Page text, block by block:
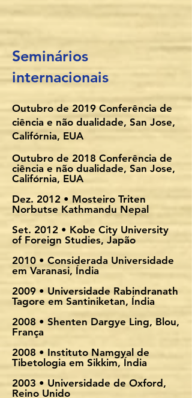
Seminários
internacionais
Outubro de 2019 Conferência de
ciência e não dualidade, San Jose,
Califórnia, EUA
Outubro de 2018 Conferência de
ciência e não dualidade, San Jose,
Califórnia, EUA
Dez. 2012 • Mosteiro Triten
Norbutse Kathmandu Nepal
Set. 2012 • Kobe City University
of Foreign Studies, Japão
2010 • Considerada Universidade
em Varanasi, Índia
2009 • Universidade Rabindranath
Tagore em Santiniketan, Índia
2008 • Shenten Dargye Ling, Blou,
França
2008 • Instituto Namgyal de
Tibetologia em Sikkim, Índia
2003 • Universidade de Oxford,
Reino Unido